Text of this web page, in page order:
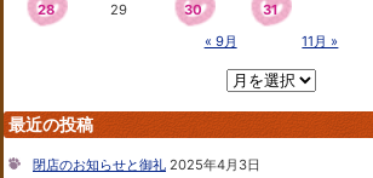
28 29 30
31
« 9月
11月 »
最近の投稿
閉店のお知らせと御礼 2025年4月3日